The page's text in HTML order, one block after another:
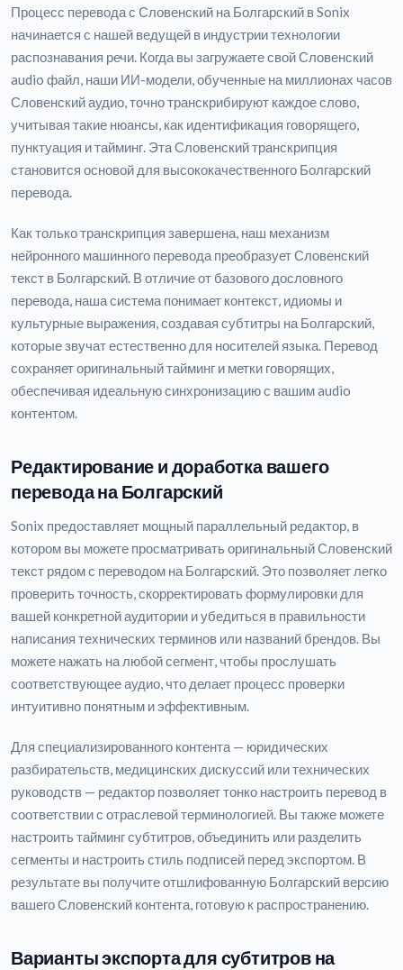
Процесс перевода с Словенский на Болгарский в Sonix
начинается с нашей ведущей в индустрии технологии
распознавания речи. Когда вы загружаете свой Словенский
audio файл, наши ИИ-модели, обученные на миллионах часов
Словенский аудио, точно транскрибируют каждое слово,
учитывая такие нюансы, как идентификация говорящего,
пунктуация и тайминг. Эта Словенский транскрипция
становится основой для высококачественного Болгарский
перевода.
Как только транскрипция завершена, наш механизм
нейронного машинного перевода преобразует Словенский
текст в Болгарский. В отличие от базового дословного
перевода, наша система понимает контекст, идиомы и
культурные выражения, создавая субтитры на Болгарский,
которые звучат естественно для носителей языка. Перевод
сохраняет оригинальный тайминг и метки говорящих,
обеспечивая идеальную синхронизацию с вашим audio
контентом.
Редактирование и доработка вашего
перевода на Болгарский
Sonix предоставляет мощный параллельный редактор, в
котором вы можете просматривать оригинальный Словенский
текст рядом с переводом на Болгарский. Это позволяет легко
проверить точность, скорректировать формулировки для
вашей конкретной аудитории и убедиться в правильности
написания технических терминов или названий брендов. Вы
можете нажать на любой сегмент, чтобы прослушать
соответствующее аудио, что делает процесс проверки
интуитивно понятным и эффективным.
Для специализированного контента — юридических
разбирательств, медицинских дискуссий или технических
руководств — редактор позволяет тонко настроить перевод в
соответствии с отраслевой терминологией. Вы также можете
настроить тайминг субтитров, объединить или разделить
сегменты и настроить стиль подписей перед экспортом. В
результате вы получите отшлифованную Болгарский версию
вашего Словенский контента, готовую к распространению.
Варианты экспорта для субтитров на